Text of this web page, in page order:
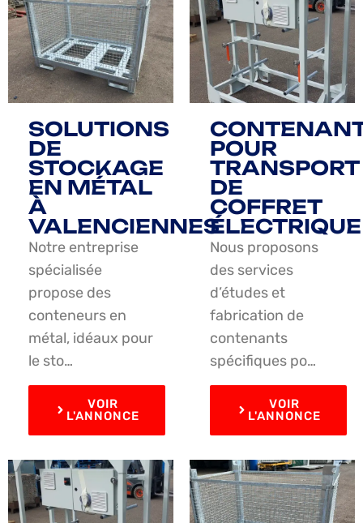
SOLUTIONS
DE
STOCKAGE
EN MÉTAL
À
VALENCIENNES
Notre entreprise
spécialisée
propose des
conteneurs en
métal, idéaux pour
le sto…
VOIR
L'ANNONCE
POUR
TRANSPORT
DE
COFFRET
ÉLECTRIQUE
Nous proposons
des services
d’études et
fabrication de
contenants
spécifiques po…
VOIR
L'ANNONCE